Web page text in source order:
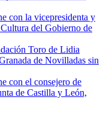
con la vicepresidenta y
del Gobierno de
Toro de Lidia
de Novilladas sin
con el consejero de
de Castilla y León,